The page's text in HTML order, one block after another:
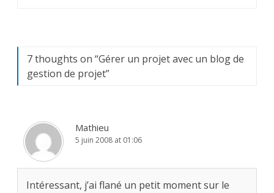
7 thoughts on “Gérer un projet avec un blog de
gestion de projet”
Mathieu
5 juin 2008 at 01:06
Intéressant, j’ai flané un petit moment sur le